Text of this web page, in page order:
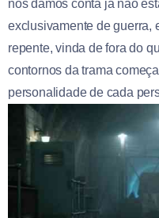
nos damos conta já não
exclusivamente de guerra,
repente, vinda de fora do
contornos da trama
personalidade de cada